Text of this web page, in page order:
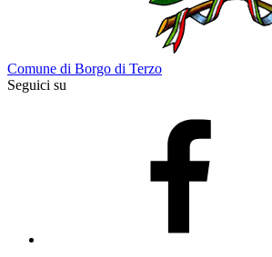
Comune di Borgo di Terzo
Seguici su